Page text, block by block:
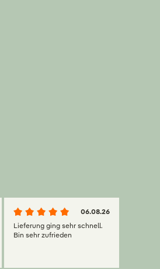
06.08.26
Lieferung ging sehr schnell.
Bin sehr zufrieden